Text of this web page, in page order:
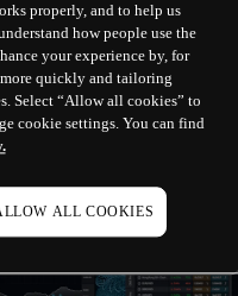
properly, and to help us
how people use the
your experience by, for
quickly and tailoring
Select “Allow all cookies” to
cookie settings. You can find
ALL COOKIES